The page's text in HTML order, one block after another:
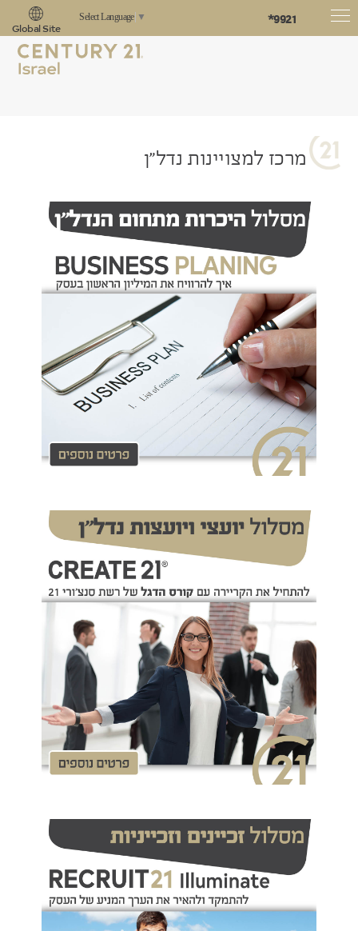
*9921
Select Language ▼
Global Site
מרכז למצויינות נדל״ן